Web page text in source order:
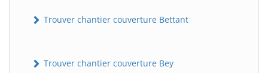
Trouver chantier couverture Bettant
Trouver chantier couverture Bey